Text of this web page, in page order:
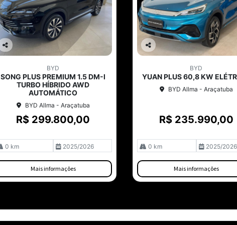
Co
lhe
BYD
SONG PLUS PREMIUM 1.5 DM-I
TURBO HÍBRIDO AWD
AUTOMÁTICO
BYD Allma - Araçatuba
R$ 299.800,00
0 km 2025/2026
Mais informações
Co
lhe
BYD
YUAN PLUS 60,8 KW
BYD Allma - Araçatuba
R$ 235.990,00
0 km 2025/2026
Mais informações